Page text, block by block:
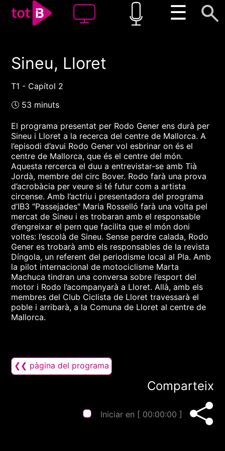
☰
00:00 00:00
Sineu, Lloret
T1 - Capítol 2
🕓 53 minuts
El programa presentat per Rodo Gener ens durà per
Sineu i Lloret a la recerca del centre de Mallorca. A
l’episodi d’avui Rodo Gener vol esbrinar on és el
centre de Mallorca, que és el centre del món.
Aquesta rercerca el duu a entrevistar-se amb Tià
Jordà, membre del circ Bover. Rodo farà una prova
d’acrobàcia per veure si té futur com a artista
circense. Amb l’actriu i presentadora del programa
d’IB3 "Passejades" Maria Rosselló farà una volta pel
mercat de Sineu i es trobaran amb el responsable
d’engreixar el pern que facilita que el món doni
voltes: l’escolà de Sineu. Sense perdre calada, Rodo
Gener es trobarà amb els responsables de la revista
Díngola, un referent del periodisme local al Pla. Amb
la pilot internacional de motociclisme Marta
Machuca tindran una conversa sobre l’esport del
motor i Rodo l’acompanyarà a Lloret. Allà, amb els
membres del Club Ciclista de Lloret travessarà el
poble i arribarà, a la Comuna de Lloret al centre de
Mallorca.
❮❮ pàgina del programa
Comparteix
Iniciar en [ 00:00:00 ]